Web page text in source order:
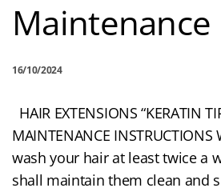
Maintenance
16/10/2024
HAIR EXTENSIONS “KERATIN
MAINTENANCE
wash your hair at least twice a
shall maintain them clean and